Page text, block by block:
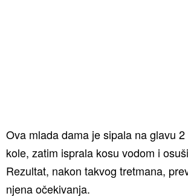
Ova mlada dama je sipala na glavu
kole, zatim isprala kosu vodom i
Rezultat, nakon takvog tretmana,
njena očekivanja.